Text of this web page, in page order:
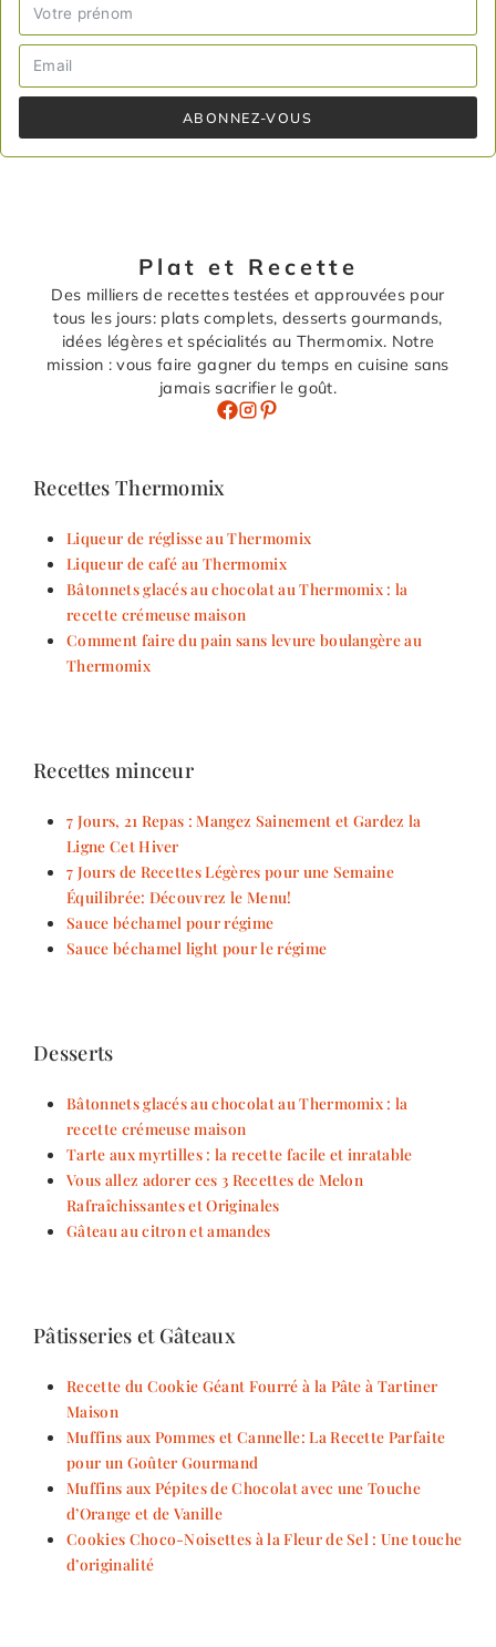
ABONNEZ-VOUS
Plat et Recette
Des milliers de recettes testées et approuvées pour
tous les jours: plats complets, desserts gourmands,
idées légères et spécialités au Thermomix. Notre
mission : vous faire gagner du temps en cuisine sans
jamais sacrifier le goût.
Recettes Thermomix
Liqueur de réglisse au Thermomix
Liqueur de café au Thermomix
Bâtonnets glacés au chocolat au Thermomix : la
recette crémeuse maison
Comment faire du pain sans levure boulangère au
Thermomix
Recettes minceur
7 Jours, 21 Repas : Mangez Sainement et Gardez la
Ligne Cet Hiver
7 Jours de Recettes Légères pour une Semaine
Équilibrée: Découvrez le Menu!
Sauce béchamel pour régime
Sauce béchamel light pour le régime
Desserts
Bâtonnets glacés au chocolat au Thermomix : la
recette crémeuse maison
Tarte aux myrtilles : la recette facile et inratable
Vous allez adorer ces 3 Recettes de Melon
Rafraîchissantes et Originales
Gâteau au citron et amandes
Pâtisseries et Gâteaux
Recette du Cookie Géant Fourré à la Pâte à Tartiner
Maison
Muffins aux Pommes et Cannelle: La Recette Parfaite
pour un Goûter Gourmand
Muffins aux Pépites de Chocolat avec une Touche
d’Orange et de Vanille
Cookies Choco-Noisettes à la Fleur de Sel : Une touche
d’originalité